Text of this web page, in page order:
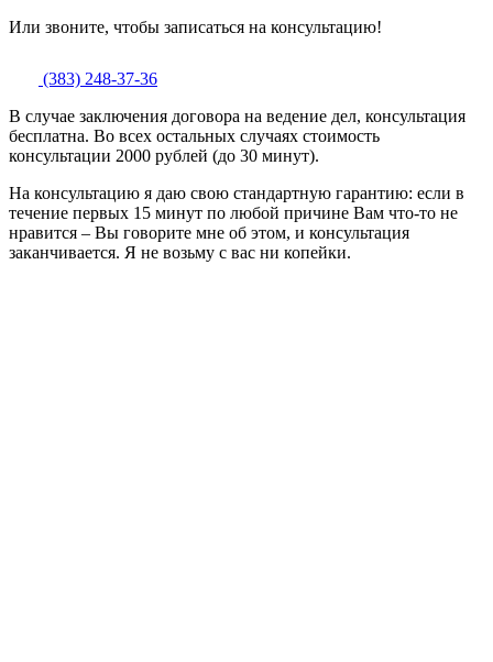
Или звоните, чтобы записаться на консультацию!
(383) 248-37-36
В случае заключения договора на ведение дел, консультация
бесплатна. Во всех остальных случаях стоимость
консультации 2000 рублей (до 30 минут).
На консультацию я даю свою стандартную гарантию: если в
течение первых 15 минут по любой причине Вам что-то не
нравится – Вы говорите мне об этом, и консультация
заканчивается. Я не возьму с вас ни копейки.